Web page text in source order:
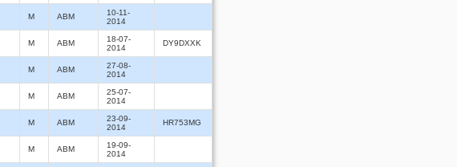
M ABM
10-11-
2014
M ABM
18-07-
2014
DY9DXXK
M ABM
27-08-
2014
M ABM
25-07-
2014
M ABM
23-09-
2014
HR753MG
M ABM
19-09-
2014